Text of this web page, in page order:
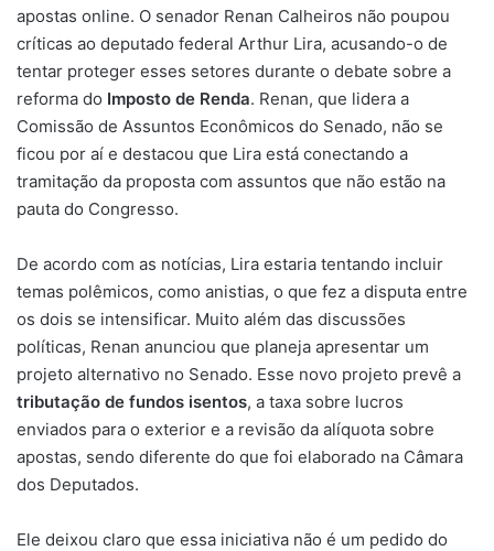
apostas online. O senador Renan Calheiros não poupou
críticas ao deputado federal Arthur Lira, acusando-o de
tentar proteger esses setores durante o debate sobre a
reforma do Imposto de Renda. Renan, que lidera a
Comissão de Assuntos Econômicos do Senado, não se
ficou por aí e destacou que Lira está conectando a
tramitação da proposta com assuntos que não estão na
pauta do Congresso.
De acordo com as notícias, Lira estaria tentando incluir
temas polêmicos, como anistias, o que fez a disputa entre
os dois se intensificar. Muito além das discussões
políticas, Renan anunciou que planeja apresentar um
projeto alternativo no Senado. Esse novo projeto prevê a
tributação de fundos isentos, a taxa sobre lucros
enviados para o exterior e a revisão da alíquota sobre
apostas, sendo diferente do que foi elaborado na Câmara
dos Deputados.
Ele deixou claro que essa iniciativa não é um pedido do